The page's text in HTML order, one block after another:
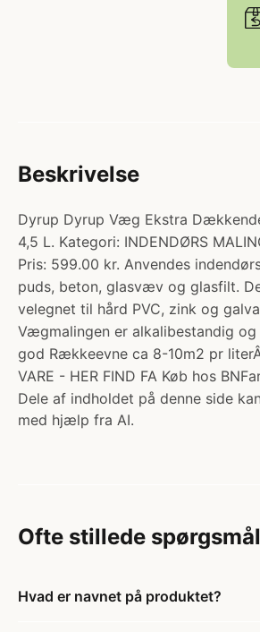
Beskrivelse
Dyrup Dyrup Væg Ekstra
4,5 L. Kategori: INDENDØRS
Pris: 599.00 kr. Anvendes
puds, beton, glasvæv og glasfilt.
velegnet til hård PVC, zink og
Vægmalingen er alkalibestandig og
god Rækkeevne ca 8-10m2 pr literÂ
VARE - HER FIND FA Køb hos
Dele af indholdet på denne side
med hjælp fra AI.
Ofte stillede spørgsmål
Hvad er navnet på produktet?